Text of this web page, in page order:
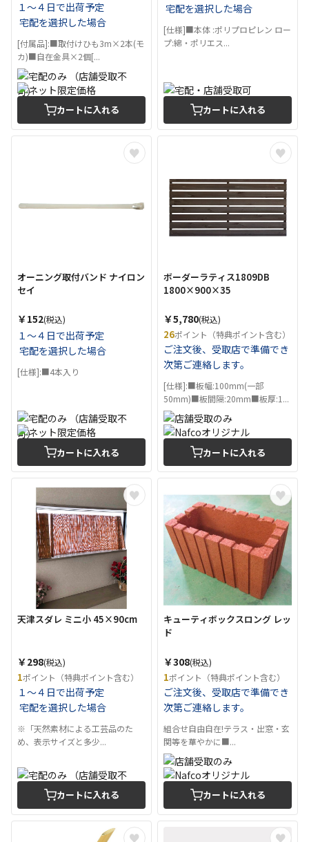
１～４日で出荷予定
宅配を選択した場合
[付属品]:■取付けひも3m×2本(モ
カ)■自在金具×2個[...
カートに入れる
宅配を選択した場合
[仕様]■本体 :ポリプロピレン ロー
プ:綿・ポリエス...
カートに入れる
オーニング取付バンド ナイロン
セイ
￥152(税込)
１～４日で出荷予定
宅配を選択した場合
[仕様]:■4本入り
カートに入れる
ボーダーラティス1809DB
1800×900×35
￥5,780(税込)
26ポイント（特典ポイント含む）
ご注文後、受取店で準備でき
次第ご連絡します。
[仕様]:■板幅:100mm(一部
50mm)■板間隔:20mm■板厚:1...
カートに入れる
天津スダレ ミニ小 45×90cm
￥298(税込)
1ポイント（特典ポイント含む）
１～４日で出荷予定
宅配を選択した場合
※「天然素材による工芸品のた
め、表示サイズと多少...
カートに入れる
キューティボックスロング レッ
ド
￥308(税込)
1ポイント（特典ポイント含む）
ご注文後、受取店で準備でき
次第ご連絡します。
組合せ自由自在!テラス・出窓・玄
関等を華やかに■...
カートに入れる